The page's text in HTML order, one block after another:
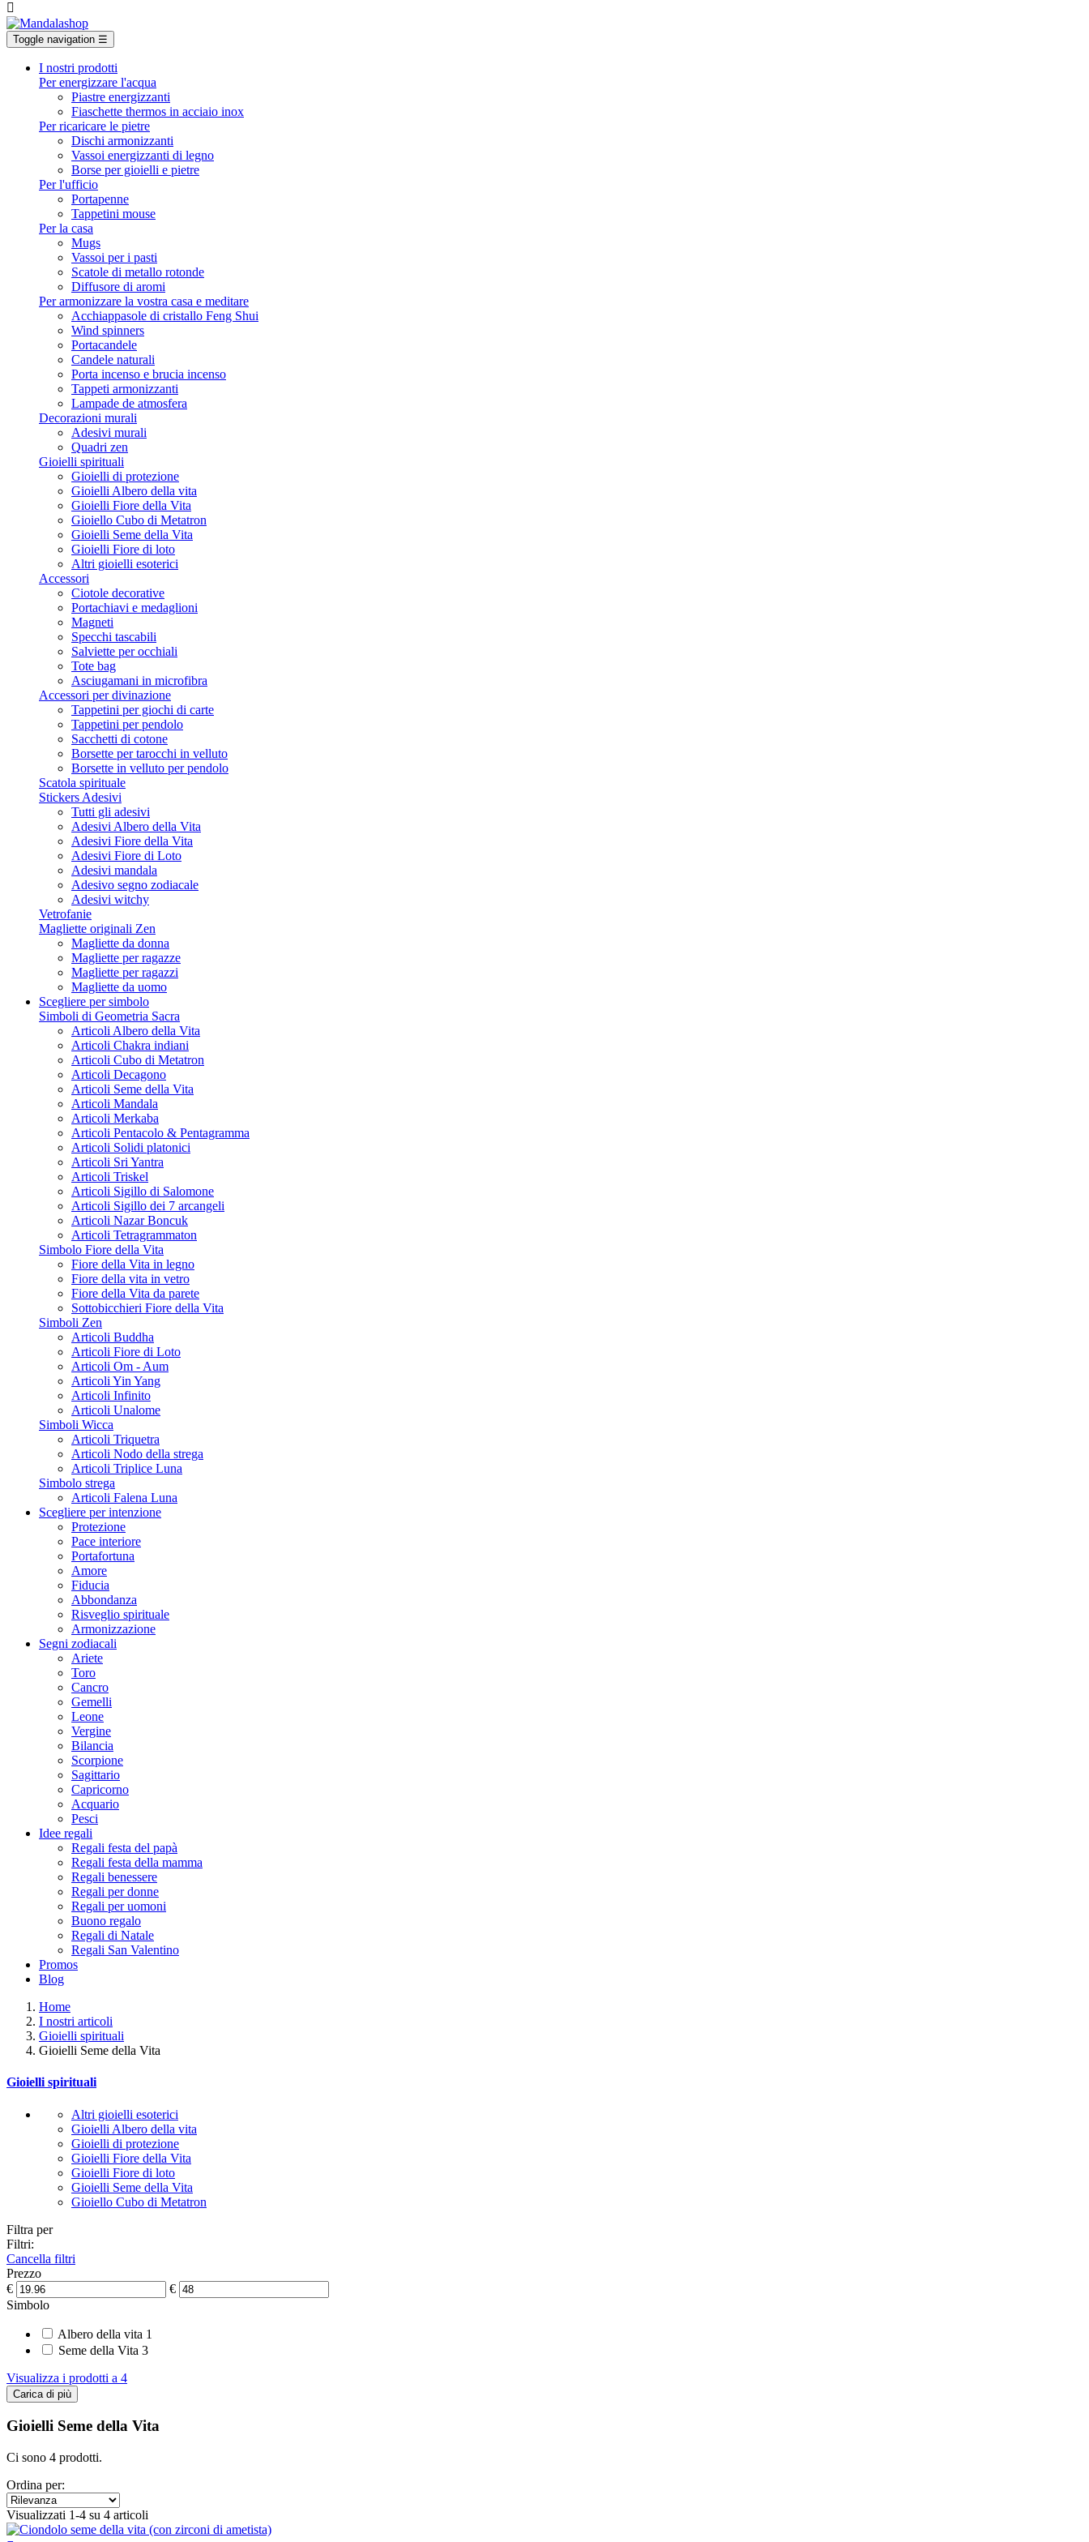

Toggle navigation ☰
I nostri prodotti
Per energizzare l'acqua
Piastre energizzanti
Fiaschette thermos in acciaio inox
Per ricaricare le pietre
Dischi armonizzanti
Vassoi energizzanti di legno
Borse per gioielli e pietre
Per l'ufficio
Portapenne
Tappetini mouse
Per la casa
Mugs
Vassoi per i pasti
Scatole di metallo rotonde
Diffusore di aromi
Per armonizzare la vostra casa e meditare
Acchiappasole di cristallo Feng Shui
Wind spinners
Portacandele
Candele naturali
Porta incenso e brucia incenso
Tappeti armonizzanti
Lampade de atmosfera
Decorazioni murali
Adesivi murali
Quadri zen
Gioielli spirituali
Gioielli di protezione
Gioielli Albero della vita
Gioielli Fiore della Vita
Gioiello Cubo di Metatron
Gioielli Seme della Vita
Gioielli Fiore di loto
Altri gioielli esoterici
Accessori
Ciotole decorative
Portachiavi e medaglioni
Magneti
Specchi tascabili
Salviette per occhiali
Tote bag
Asciugamani in microfibra
Accessori per divinazione
Tappetini per giochi di carte
Tappetini per pendolo
Sacchetti di cotone
Borsette per tarocchi in velluto
Borsette in velluto per pendolo
Scatola spirituale
Stickers Adesivi
Tutti gli adesivi
Adesivi Albero della Vita
Adesivi Fiore della Vita
Adesivi Fiore di Loto
Adesivi mandala
Adesivo segno zodiacale
Adesivi witchy
Vetrofanie
Magliette originali Zen
Magliette da donna
Magliette per ragazze
Magliette per ragazzi
Magliette da uomo
Scegliere per simbolo
Simboli di Geometria Sacra
Articoli Albero della Vita
Articoli Chakra indiani
Articoli Cubo di Metatron
Articoli Decagono
Articoli Seme della Vita
Articoli Mandala
Articoli Merkaba
Articoli Pentacolo & Pentagramma
Articoli Solidi platonici
Articoli Sri Yantra
Articoli Triskel
Articoli Sigillo di Salomone
Articoli Sigillo dei 7 arcangeli
Articoli Nazar Boncuk
Articoli Tetragrammaton
Simbolo Fiore della Vita
Fiore della Vita in legno
Fiore della vita in vetro
Fiore della Vita da parete
Sottobicchieri Fiore della Vita
Simboli Zen
Articoli Buddha
Articoli Fiore di Loto
Articoli Om - Aum
Articoli Yin Yang
Articoli Infinito
Articoli Unalome
Simboli Wicca
Articoli Triquetra
Articoli Nodo della strega
Articoli Triplice Luna
Simbolo strega
Articoli Falena Luna
Scegliere per intenzione
Protezione
Pace interiore
Portafortuna
Amore
Fiducia
Abbondanza
Risveglio spirituale
Armonizzazione
Segni zodiacali
Ariete
Toro
Cancro
Gemelli
Leone
Vergine
Bilancia
Scorpione
Sagittario
Capricorno
Acquario
Pesci
Idee regali
Regali festa del papà
Regali festa della mamma
Regali benessere
Regali per donne
Regali per uomoni
Buono regalo
Regali di Natale
Regali San Valentino
Promos
Blog
Home
I nostri articoli
Gioielli spirituali
Gioielli Seme della Vita
Gioielli spirituali
Altri gioielli esoterici
Gioielli Albero della vita
Gioielli di protezione
Gioielli Fiore della Vita
Gioielli Fiore di loto
Gioielli Seme della Vita
Gioiello Cubo di Metatron
Filtra per
Filtri:
Cancella filtri
Prezzo
€
€
Simbolo
Albero della vita 1
Seme della Vita 3
Visualizza i prodotti a 4
Carica di più
Gioielli Seme della Vita
Ci sono 4 prodotti.
Ordina per:
Visualizzati 1-4 su 4 articoli